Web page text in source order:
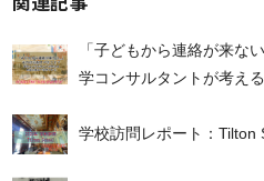
「子どもから連絡が来な
学コンサルタントが考え
学校訪問レポート：Tilton